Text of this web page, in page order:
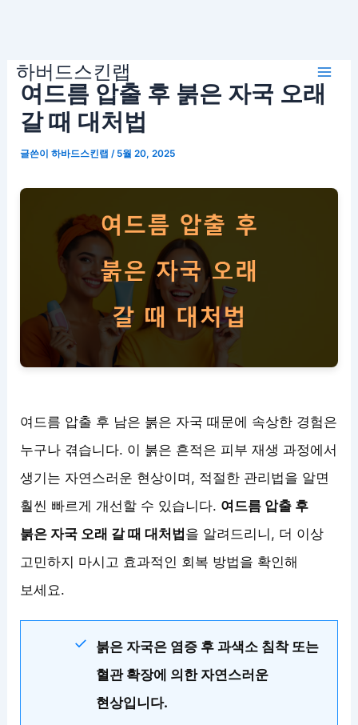
하버드스킨랩
여드름 압출 후 붉은 자국 오래
갈 때 대처법
글쓴이하바드스킨랩/ 5월 20, 2025
여드름 압출 후 남은 붉은 자국 때문에 속상한 경험은
누구나 겪습니다. 이 붉은 흔적은 피부 재생 과정에서
생기는 자연스러운 현상이며, 적절한 관리법을 알면
훨씬 빠르게 개선할 수 있습니다. 여드름 압출 후
붉은 자국 오래 갈 때 대처법을 알려드리니, 더 이상
고민하지 마시고 효과적인 회복 방법을 확인해
보세요.
붉은 자국은 염증 후 과색소 침착 또는
혈관 확장에 의한 자연스러운
현상입니다.